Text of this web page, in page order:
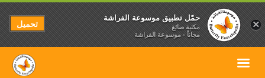
×
حمّل تطبيق موسوعة الفراشة
مكتبة صائغ
مجاناً - موسوعة الفراشة
تحميل